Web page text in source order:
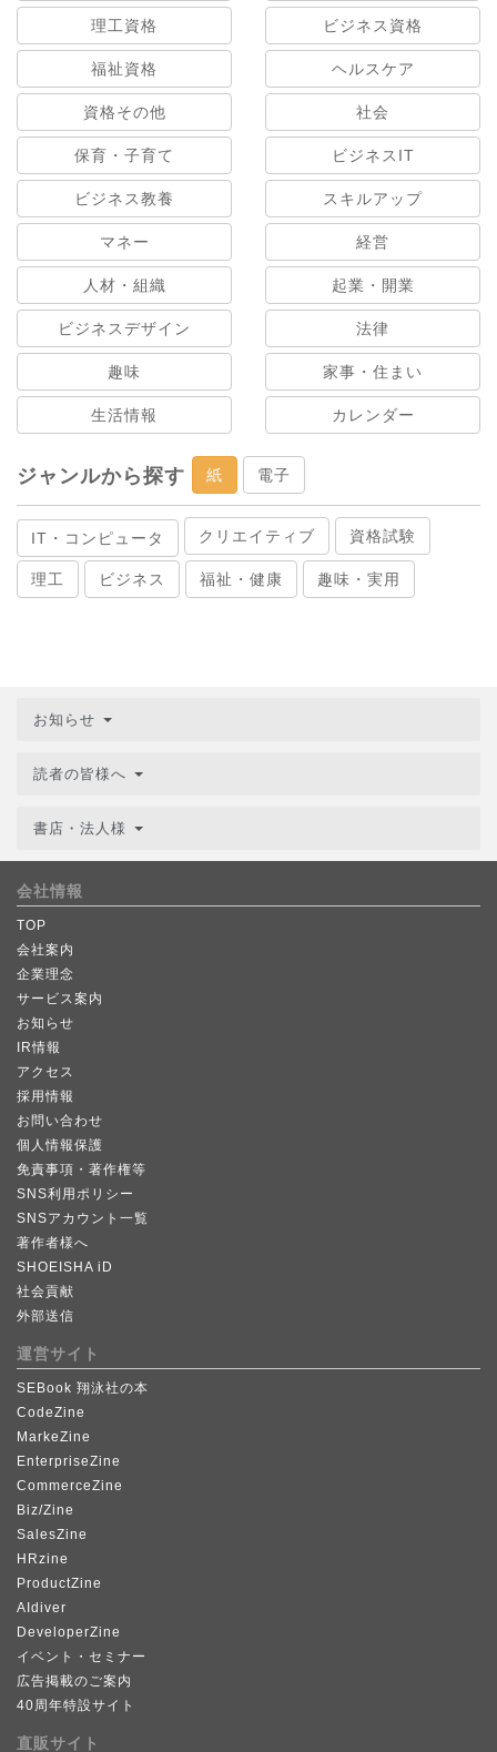
理工資格 ビジネス資格
福祉資格 ヘルスケア
資格その他 社会
保育・子育て ビジネスIT
ビジネス教養 スキルアップ
マネー 経営
人材・組織 起業・開業
ビジネスデザイン 法律
趣味 家事・住まい
生活情報 カレンダー
ジャンルから探す 紙 電子
IT・コンピュータ クリエイティブ 資格試験
理工 ビジネス 福祉・健康 趣味・実用
お知らせ
読者の皆様へ
書店・法人様
会社情報
TOP
会社案内
企業理念
サービス案内
お知らせ
IR情報
アクセス
採用情報
お問い合わせ
個人情報保護
免責事項・著作権等
SNS利用ポリシー
SNSアカウント一覧
著作者様へ
SHOEISHA iD
社会貢献
外部送信
運営サイト
SEBook 翔泳社の本
CodeZine
MarkeZine
EnterpriseZine
CommerceZine
Biz/Zine
SalesZine
HRzine
ProductZine
AIdiver
DeveloperZine
イベント・セミナー
広告掲載のご案内
40周年特設サイト
直販サイト